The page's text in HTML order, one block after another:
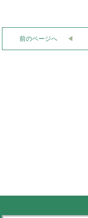
前のページへ ◀︎